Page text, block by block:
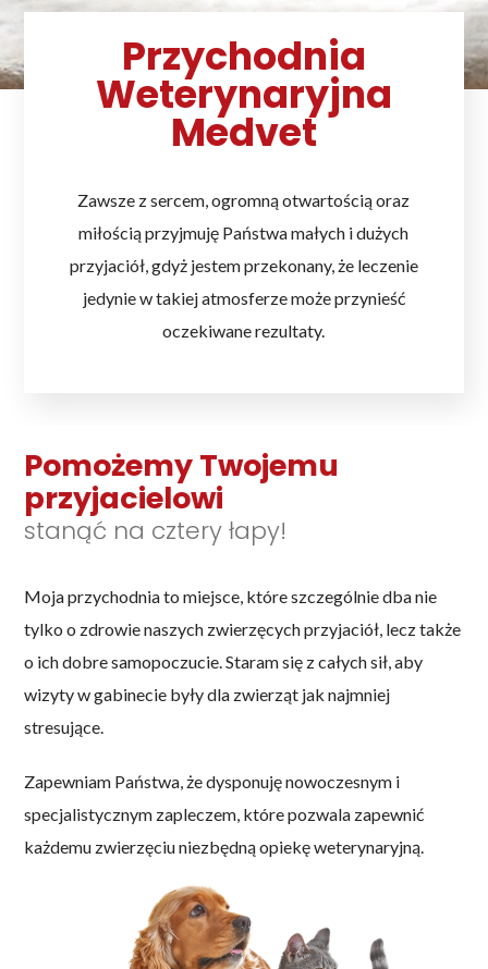
Przychodnia
Weterynaryjna
Medvet
Zawsze z sercem, ogromną otwartością oraz
miłością przyjmuję Państwa małych i dużych
przyjaciół, gdyż jestem przekonany, że leczenie
jedynie w takiej atmosferze może przynieść
oczekiwane rezultaty.
Pomożemy Twojemu
przyjacielowi
stanąć na cztery łapy!
Moja przychodnia to miejsce, które szczególnie dba nie
tylko o zdrowie naszych zwierzęcych przyjaciół, lecz także
o ich dobre samopoczucie. Staram się z całych sił, aby
wizyty w gabinecie były dla zwierząt jak najmniej
stresujące.
Zapewniam Państwa, że dysponuję nowoczesnym i
specjalistycznym zapleczem, które pozwala zapewnić
każdemu zwierzęciu niezbędną opiekę weterynaryjną.